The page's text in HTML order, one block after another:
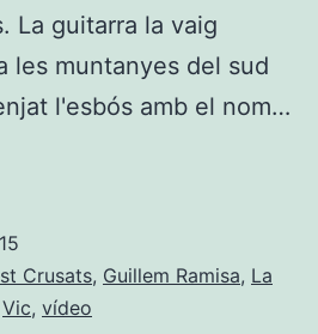
La guitarra la vaig
les muntanyes del sud
l'esbós amb el nom…
Crusats, Guillem Ramisa, La
Vic, vídeo